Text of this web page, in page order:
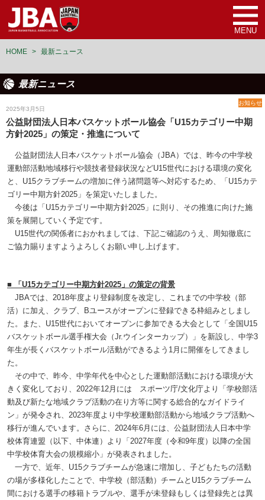
MENU
HOME > 最新ニュース
最新ニュース
2025年3月5日
お知らせ
公益財団法人日本バスケットボール協会「U15カテゴリー中期
方針2025」の策定・推進について
公益財団法人日本バスケットボール協会（JBA）では、昨今の中学校
運動部活動地域移行や競技者登録状況などU15世代における環境の変化
と、U15クラブチームの増加に伴う諸問題等へ対応するため、「U15カテ
ゴリー中期方針2025」を策定いたしました。
今後は「U15カテゴリー中期方針2025」に則り、その推進に向けた施
策を展開していく予定です。
U15世代の関係者におかれましては、下記ご確認のうえ、周知徹底に
ご協力賜りますようよろしくお願い申し上げます。
■ 「U15カテゴリー中期方針2025」の策定の背景
JBAでは、2018年度より登録制度を改定し、これまでの中学校（部
活）に加え、クラブ、Bユースがオープンに登録できる枠組みとしまし
た。また、U15世代においてオープンに参加できる大会として「全国U15
バスケットボール選手権大会（Jr.ウインターカップ）」を新設し、中学3
年生が長くバスケットボール活動ができるよう1月に開催をしてきまし
た。
その中で、昨今、中学年代を中心とした運動部活動における環境が大
きく変化しており、2022年12月には スポーツ庁/文化庁より「学校部活
動及び新たな地域クラブ活動の在り方等に関する総合的なガイドライ
ン」が発令され、2023年度より中学校運動部活動から地域クラブ活動へ
移行が進んでいます。さらに、2024年6月には、公益財団法人日本中学
校体育連盟（以下、中体連）より「2027年度（令和9年度）以降の全国
中学校体育大会の規模縮小」が発表されました。
一方で、近年、U15クラブチームが急速に増加し、子どもたちの活動
の場が多様化したことで、中学校（部活動）チームとU15クラブチーム
間における選手の移籍トラブルや、選手が未登録もしくは登録先とは異